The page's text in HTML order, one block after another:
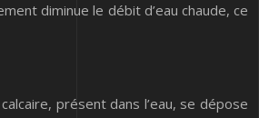
diminue le débit d’eau chaude, ce
présent dans l’eau, se dépose